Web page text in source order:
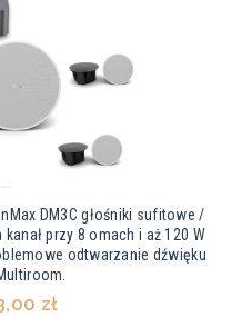
DM3C głośniki sufitowe /
kanał przy 8 omach i aż 120 W
odtwarzanie dźwięku
zł